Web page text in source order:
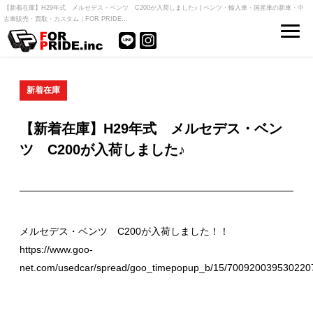
【新着在庫】H29年式 メルセデス・ベンツ C200が入荷しました♪ | ベンツ・輸入車・国産車の新車・中
古車販売・買取・カスタム｜FOR PRIDE…
新着在庫
【新着在庫】H29年式 メルセデス・ベン
ツ C200が入荷しました♪
メルセデス・ベンツ C200が入荷しました！！
https://www.goo-
net.com/usedcar/spread/goo_timepopup_b/15/